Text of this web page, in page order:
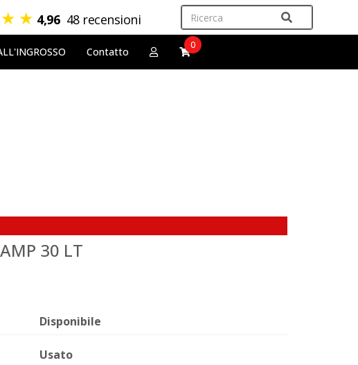
★ ★ 4,96 48 recensioni
Contatto
0
30 LT
Disponibile
Usato